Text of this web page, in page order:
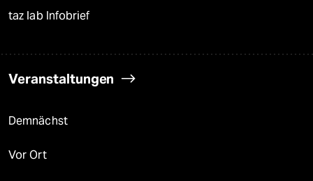
taz lab Infobrief
Veranstaltungen
Demnächst
Vor Ort